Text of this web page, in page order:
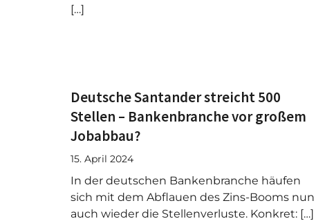
[…]
Deutsche Santander streicht 500
Stellen – Bankenbranche vor großem
Jobabbau?
15. April 2024
In der deutschen Bankenbranche häufen
sich mit dem Abflauen des Zins-Booms nun
auch wieder die Stellenverluste. Konkret: […]